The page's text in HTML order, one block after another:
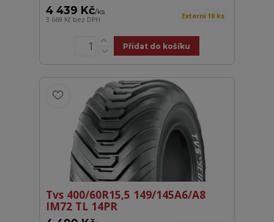
4 439 Kč/ks
3 669 Kč bez DPH Externí 10 ks
Přidat do košíku
Tvs 400/60R15,5 149/145A6/A8
IM72 TL 14PR